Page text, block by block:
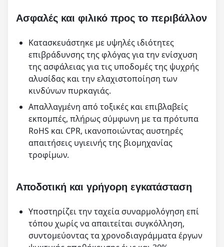
Ασφαλές και φιλικό προς το περιβάλλον
Κατασκευάστηκε με υψηλές ιδιότητες
επιβράδυνσης της φλόγας για την ενίσχυση
της ασφάλειας για τις υποδομές της ψυχρής
αλυσίδας και την ελαχιστοποίηση των
κινδύνων πυρκαγιάς.
Απαλλαγμένη από τοξικές και επιβλαβείς
εκπομπές, πλήρως σύμφωνη με τα πρότυπα
RoHS και CPR, ικανοποιώντας αυστηρές
απαιτήσεις υγιεινής της βιομηχανίας
τροφίμων.
Αποδοτική και γρήγορη εγκατάσταση
Υποστηρίζει την ταχεία συναρμολόγηση επί
τόπου χωρίς να απαιτείται συγκόλληση,
συντομεύοντας τα χρονοδιαγράμματα έργων